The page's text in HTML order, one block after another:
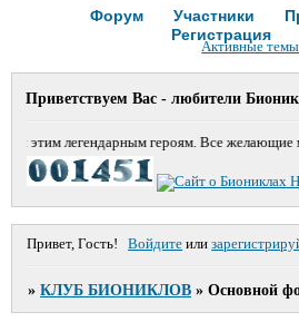
Форум Участники
Регистрация
Активные темы
Приветствуем Вас - любители
этим легендарным героям. Все желающие
Привет, Гость! Войдите или
»КЛУБ БИОНИКЛОВ »Основной